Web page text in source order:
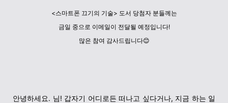
<스마트폰 끄기의 기술> 도서 당첨자 분들께는
금일 중으로 이메일이 전달될 예정입니다!
많은 참여 감사드립니다😊
안녕하세요. 님! 갑자기 어디로든 떠나고 싶다거나, 지금 하는 일